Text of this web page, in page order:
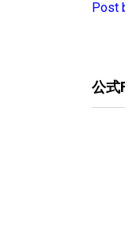
Post
公式